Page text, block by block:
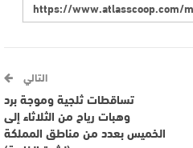
التالي
تساقطات ثلجية وموجة برد
وهبات رياح من الثلاثاء إلى
الخميس بعدد من مناطق المملكة